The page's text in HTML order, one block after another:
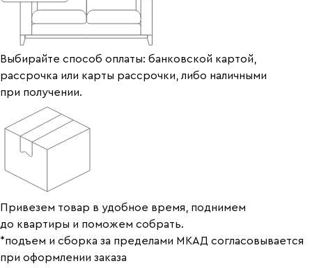
Выбирайте способ оплаты: банковской картой,
рассрочка или карты рассрочки, либо наличными
при получении.
Привезем товар в удобное время, поднимем
до квартиры и поможем собрать.
*подъем и сборка за пределами МКАД согласовывается
при оформлении заказа